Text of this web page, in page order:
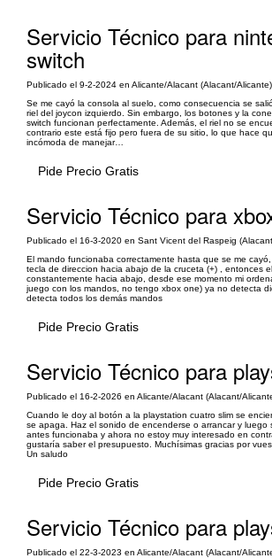
Servicio Técnico para
switch
Publicado el 9-2-2024 en Alicante/Alacant (Alacant/Alicante)
Se me cayó la consola al suelo, como consecuencia se
riel del joycon izquierdo. Sin embargo, los botones y la
switch funcionan perfectamente. Además, el riel no se
contrario este está fijo pero fuera de su sitio, lo que hace
incómoda de manejar…
Pide Precio Gratis
Servicio Técnico para
Publicado el 16-3-2020 en Sant Vicent del Raspeig
El mando funcionaba correctamente hasta que se me
tecla de direccion hacia abajo de la cruceta (+) , entonces
constantemente hacia abajo, desde ese momento mi
juego con los mandos, no tengo xbox one) ya no detecta
detecta todos los demás mandos
Pide Precio Gratis
Servicio Técnico para
Publicado el 16-2-2026 en Alicante/Alacant (Alacant/
Cuando le doy al botón a la playstation cuatro slim se
se apaga. Haz el sonido de encenderse o arrancar y luego
antes funcionaba y ahora no estoy muy interesado en
gustaría saber el presupuesto. Muchísimas gracias por
Un saludo
Pide Precio Gratis
Servicio Técnico para
Publicado el 22-3-2023 en Alicante/Alacant (Alacant/